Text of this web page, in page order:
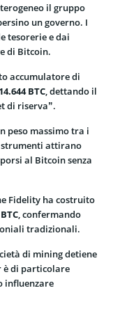
il gruppo
un governo. I
tesorerie e dai
di Bitcoin.
accumulatore di
BTC, dettando il
di riserva”.
peso massimo tra i
strumenti attirano
al Bitcoin senza
Fidelity ha costruito
, confermando
tradizionali.
di mining detiene
è di particolare
influenzare